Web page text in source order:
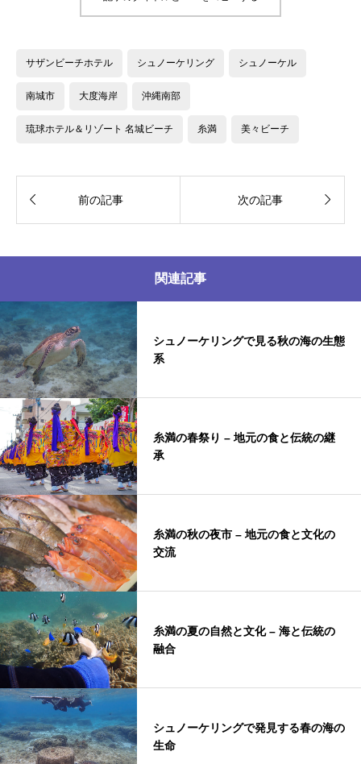
サザンビーチホテル シュノーケリング シュノーケル
南城市 大度海岸 沖縄南部
琉球ホテル＆リゾート 名城ビーチ 糸満 美々ビーチ
 前の記事 次の記事 
関連記事
シュノーケリングで見る秋の海の生態
系
糸満の春祭り – 地元の食と伝統の継
承
糸満の秋の夜市 – 地元の食と文化の
交流
糸満の夏の自然と文化 – 海と伝統の
融合
シュノーケリングで発見する春の海の
生命